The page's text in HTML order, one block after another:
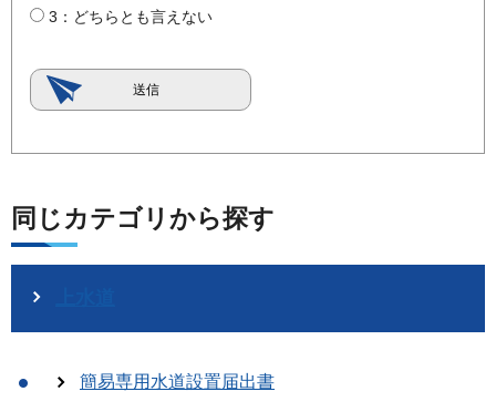
3：どちらとも言えない
同じカテゴリから探す
簡易専用水道設置届出書